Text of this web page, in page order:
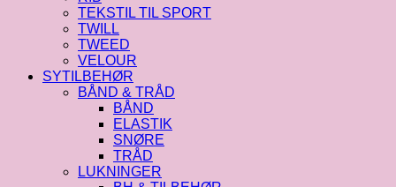
TEKSTIL TIL SPORT
TWILL
TWEED
VELOUR
SYTILBEHØR
BÅND & TRÅD
BÅND
ELASTIK
SNØRE
TRÅD
LUKNINGER